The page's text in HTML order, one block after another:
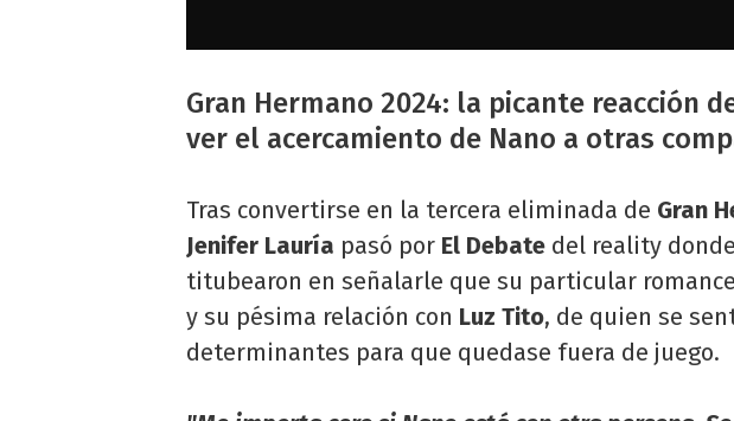
Gran Hermano 2024: la picante reacción
ver el acercamiento de Nano a otras
Tras convertirse en la tercera eliminada de Gran
Jenifer Lauría pasó por El Debate del reality
titubearon en señalarle que su particular
y su pésima relación con Luz Tito, de quien se
determinantes para que quedase fuera de juego.